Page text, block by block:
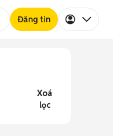
Đăng tin
Xoá
lọc